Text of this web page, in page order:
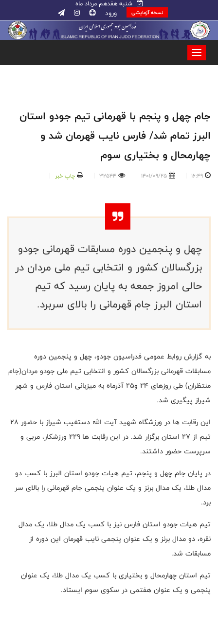
شنبه هفدهم مرداد ماه
نسخه آزمایشی ورود
جام چهل و پنجم با قهرمانی تیم جودو استان
البرز تمام شد/ فارس نایب قهرمان شد و
چهارمحال و بختیاری سوم
16:49
1401/09/25
32544 چاپ خبر
چهل و پنجمین دوره مسابقات قهرمانی جودو
بزرگسالان کشور و انتخابی تیم ملی مردان در
حالی امروز جمعه به پایان رسید که تیم
استان البرز جام قهرمانی را بالای سربرد.
به گزارش روابط عمومی فدراسیون جودو، چهل و پنجمین دوره
مسابقات قهرمانی بزرگسالان کشور و انتخابی تیم ملی جودو مردان(جام
منتظران) طی روزهای ۲۴ و‌۲۵ آذرماه به میزبانی استان فارس و شهر
شیراز پیگیری شد.
این رقابت ها در ورزشگاه شهید آیت الله دستغیب شیراز با حضور ۲۸
تیم از ۲۷ استان برگزار شد. در این رقابت ها ۲۲۹ ورزشکار، مربی و
سرپرست حضور داشتند.
در پایان جام چهل و پنجم، تیم هیات جودو استان البرز با کسب دو
مدال طلا، یک مدال برنز و یک عنوان پنجمی جام قهرمانی را بالای سر
برد.
تیم هیات جودو استان فارس نیز با کسب یک مدال طلا، یک مدال
نقره، دو مدال برنز و یک عنوان پنجمی نایب قهرمان این دوره از
مسابقات شد.
تیم استان چهارمحال و بختیاری با کسب یک مدال طلا، یک عنوان
پنجمی و یک عنوان هفتمی در سکوی سوم ایستاد.